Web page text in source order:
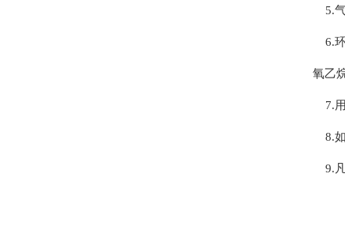
5.气
6.环
氧乙
7.用
8.如
9.凡